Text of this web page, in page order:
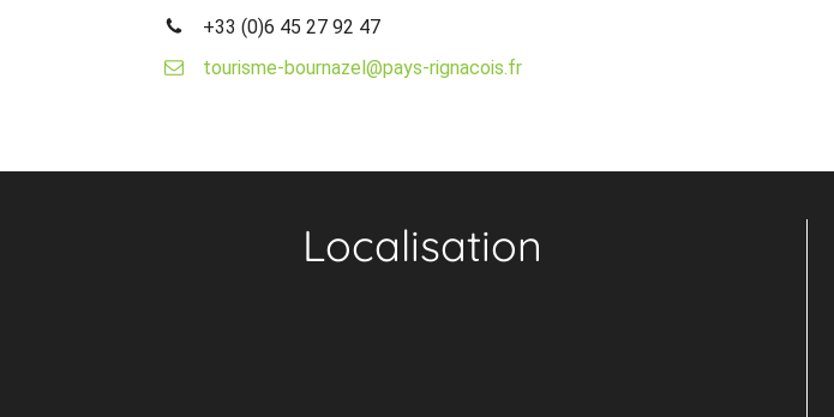
+33 (0)6 45 27 92 47
tourisme-bournazel@pays-rignacois.fr
Localisation